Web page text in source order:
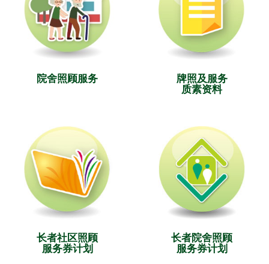
院舍照顾服务
牌照及服务
质素资料
长者社区照顾
服务券计划
长者院舍照顾
服务券计划